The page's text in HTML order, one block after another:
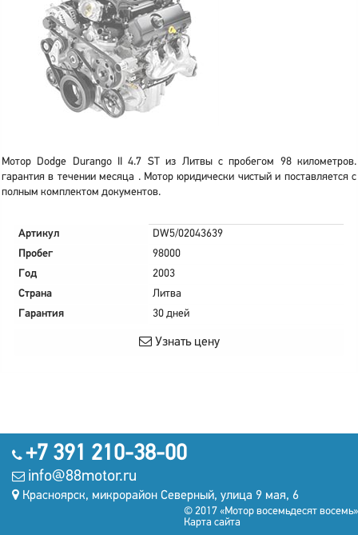
Мотор Dodge Durango II 4.7 ST из Литвы с пробегом 98 километров.
гарантия в течении месяца . Мотор юридически чистый и поставляется с
полным комплектом документов.
Артикул
DW5/02043639
Пробег
98000
Год
2003
Страна
Литва
Гарантия
30 дней
Узнать цену
+7 391 210-38-00
info@88motor.ru
Красноярск, микрорайон Северный, улица 9 мая, 6
© 2017 «Мотор восемьдесят восемь»
Карта сайта